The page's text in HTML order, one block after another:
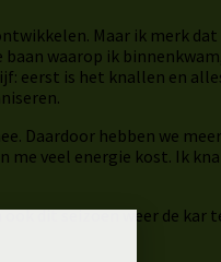
Maar ik merk
waarop ik
eerst is het knallen en
Daardoor hebben we
me veel energie kost. Ik
dit seizoen weer de kar